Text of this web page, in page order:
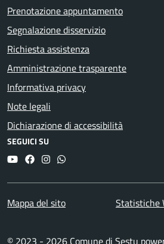
Prenotazione appuntamento
Segnalazione disservizio
Richiesta assistenza
Amministrazione trasparente
Informativa privacy
Note legali
Dichiarazione di accessibilità
SEGUICI SU
YouTubeFacebookInstagram
Whatsapp
Mappa del sito Statistiche
© 2023 - 2026 Comune di Sestu